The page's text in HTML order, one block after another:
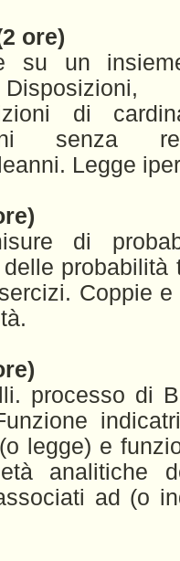
ore)
su un
di
senza
Legge
di
probabilità
Coppie
processo di
legge) e
analitiche
ad (o